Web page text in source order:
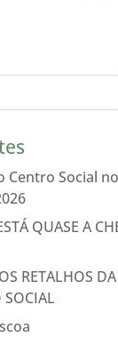
Centro Social
QUASE A
RETALHOS
SOCIAL